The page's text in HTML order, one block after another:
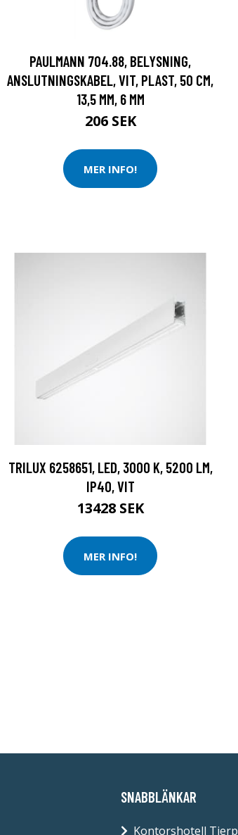
PAULMANN 704.88, BELYSNING,
ANSLUTNINGSKABEL, VIT, PLAST, 50 CM,
13,5 MM, 6 MM
206 SEK
MER INFO!
TRILUX 6258651, LED, 3000 K, 5200 LM,
IP40, VIT
13428 SEK
MER INFO!
SNABBLÄNKAR
Kontorshotell Tierp